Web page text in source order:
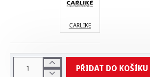
CARLIKE
PŘIDAT DO KOŠÍKU